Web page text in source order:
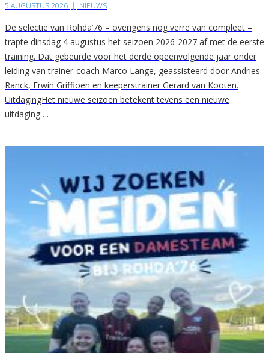
5 AUGUSTUS 2026 | NIEUWS
De selectie van Rohda’76 – overigens nog verre van compleet –
trapte dinsdag 4 augustus het seizoen 2026-2027 af met de eerste
training. Dat gebeurde voor het derde opeenvolgende jaar onder
leiding van trainer-coach Marco Lange, geassisteerd door Andries
Ranck, Erwin Griffioen en keeperstrainer Gerard van Kooten.
UitdagingHet nieuwe seizoen betekent tevens een nieuwe
uitdaging….